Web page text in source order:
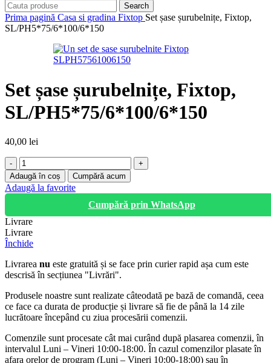
Search
Prima pagină Casa si gradina Fixtop Set șase șurubelnițe, Fixtop,
SL/PH5*75/6*100/6*150
Set șase șurubelnițe, Fixtop,
SL/PH5*75/6*100/6*150
40,00 lei
Cantitate
Set
șase
șurubelnițe,
SL/PH5*75/6*100/6*150
Adaugă în coș Cumpără acum
Adaugă la favorite
Cumpără prin WhatsApp
Livrare
Livrare
Închide
Livrarea nu este gratuită și se face prin curier rapid așa cum este
descrisă în secțiunea "Livrări".
Produsele noastre sunt realizate câteodată pe bază de comandă, ceea
ce face ca durata de producție și livrare să fie de până la 14 zile
lucrătoare începând cu ziua procesării comenzii.
Comenzile sunt procesate cât mai curând după plasarea comenzii, în
intervalul Luni – Vineri 10:00-18:00. În cazul comenzilor plasate în
afara orelor de program (Luni – Vineri 10:00-18:00) sau în